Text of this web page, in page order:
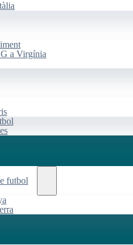
a Virgínia
futbol